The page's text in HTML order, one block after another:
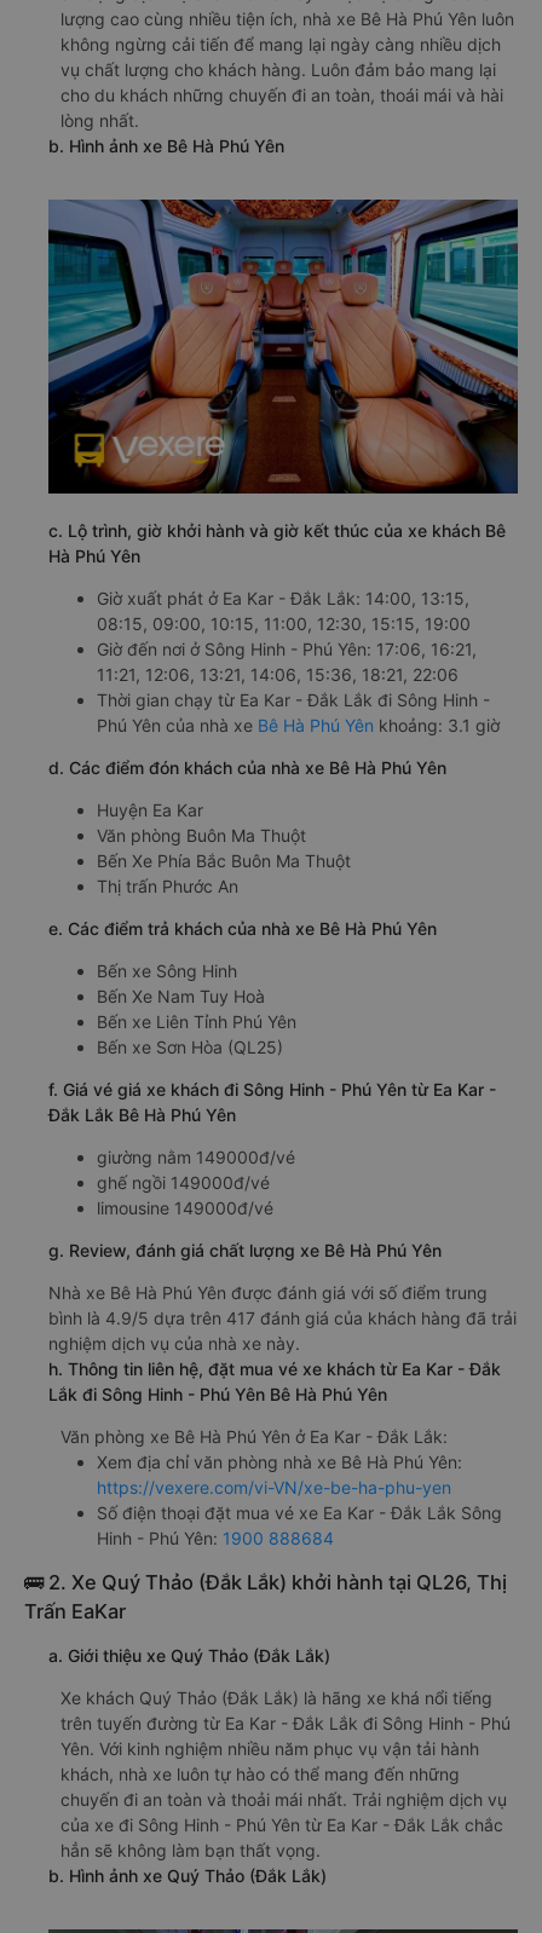
lượng cao cùng nhiều tiện ích, nhà xe Bê Hà Phú Yên luôn
không ngừng cải tiến để mang lại ngày càng nhiều dịch
vụ chất lượng cho khách hàng. Luôn đảm bảo mang lại
cho du khách những chuyến đi an toàn, thoái mái và hài
lòng nhất.
b. Hình ảnh xe Bê Hà Phú Yên
c. Lộ trình, giờ khởi hành và giờ kết thúc của xe khách Bê
Hà Phú Yên
Giờ xuất phát ở Ea Kar - Đắk Lắk: 14:00, 13:15,
08:15, 09:00, 10:15, 11:00, 12:30, 15:15, 19:00
Giờ đến nơi ở Sông Hinh - Phú Yên: 17:06, 16:21,
11:21, 12:06, 13:21, 14:06, 15:36, 18:21, 22:06
Thời gian chạy từ Ea Kar - Đắk Lắk đi Sông Hinh -
Phú Yên của nhà xe Bê Hà Phú Yên khoảng: 3.1 giờ
d. Các điểm đón khách của nhà xe Bê Hà Phú Yên
Huyện Ea Kar
Văn phòng Buôn Ma Thuột
Bến Xe Phía Bắc Buôn Ma Thuột
Thị trấn Phước An
e. Các điểm trả khách của nhà xe Bê Hà Phú Yên
Bến xe Sông Hinh
Bến Xe Nam Tuy Hoà
Bến xe Liên Tỉnh Phú Yên
Bến xe Sơn Hòa (QL25)
f. Giá vé giá xe khách đi Sông Hinh - Phú Yên từ Ea Kar -
Đắk Lắk Bê Hà Phú Yên
giường nằm 149000đ/vé
ghế ngồi 149000đ/vé
limousine 149000đ/vé
g. Review, đánh giá chất lượng xe Bê Hà Phú Yên
Nhà xe Bê Hà Phú Yên được đánh giá với số điểm trung
bình là 4.9/5 dựa trên 417 đánh giá của khách hàng đã trải
nghiệm dịch vụ của nhà xe này.
h. Thông tin liên hệ, đặt mua vé xe khách từ Ea Kar - Đắk
Lắk đi Sông Hinh - Phú Yên Bê Hà Phú Yên
Văn phòng xe Bê Hà Phú Yên ở Ea Kar - Đắk Lắk:
Xem địa chỉ văn phòng nhà xe Bê Hà Phú Yên:
https://vexere.com/vi-VN/xe-be-ha-phu-yen
Số điện thoại đặt mua vé xe Ea Kar - Đắk Lắk Sông
Hinh - Phú Yên: 1900 888684
🚌 2. Xe Quý Thảo (Đắk Lắk) khởi hành tại QL26, Thị
Trấn EaKar
a. Giới thiệu xe Quý Thảo (Đắk Lắk)
Xe khách Quý Thảo (Đắk Lắk) là hãng xe khá nổi tiếng
trên tuyến đường từ Ea Kar - Đắk Lắk đi Sông Hinh - Phú
Yên. Với kinh nghiệm nhiều năm phục vụ vận tải hành
khách, nhà xe luôn tự hào có thể mang đến những
chuyến đi an toàn và thoải mái nhất. Trải nghiệm dịch vụ
của xe đi Sông Hinh - Phú Yên từ Ea Kar - Đắk Lắk chắc
hẳn sẽ không làm bạn thất vọng.
b. Hình ảnh xe Quý Thảo (Đắk Lắk)